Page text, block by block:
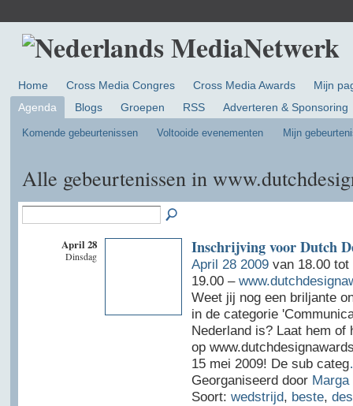
Home Cross Media Congres Cross Media Awards
Mijn
Agenda
Blogs Groepen RSS Adverteren & Sponsoring
Komende gebeurtenissen Voltooide evenementen Mijn
Alle gebeurtenissen in
April 28
Dinsdag Inschrijving voor Dutch
April 28 2009van 18.00 tot
19.00 –
Weet jij nog een briljante
in de categorie
Nederland is? Laat hem of
op
15 mei 2009! De sub categ
Georganiseerd door
Soort: wedstrijd, beste,